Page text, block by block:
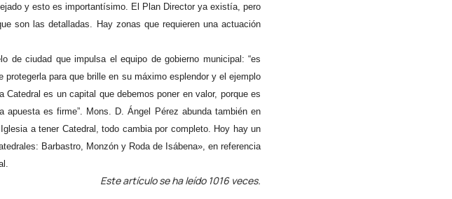
y esto es importantísimo. El Plan Director ya existía, pero
son las detalladas. Hay zonas que requieren una actuación
ciudad que impulsa el equipo de gobierno municipal: “es
para que brille en su máximo esplendor y el ejemplo
es un capital que debemos poner en valor, porque es
es firme”. Mons. D. Ángel Pérez abunda también en
a tener Catedral, todo cambia por completo. Hoy hay un
Barbastro, Monzón y Roda de Isábena», en referencia
Este artículo se ha leído 1016 veces.